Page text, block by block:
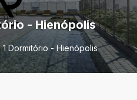
- Hienópolis
1 Dormitório - Hienópolis